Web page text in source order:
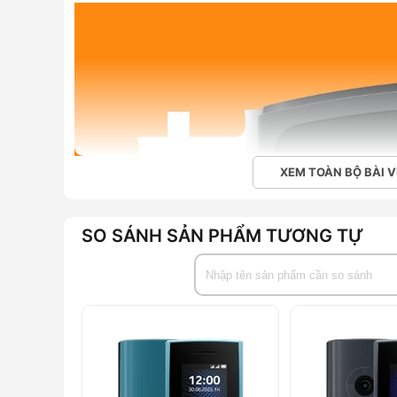
XEM TOÀN BỘ BÀI
SO SÁNH SẢN PHẨM TƯƠNG TỰ